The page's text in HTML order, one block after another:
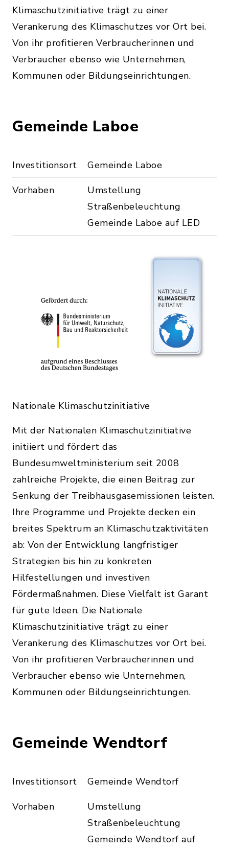
Klimaschutzinitiative trägt zu einer
Verankerung des Klimaschutzes vor Ort bei.
Von ihr profitieren Verbraucherinnen und
Verbraucher ebenso wie Unternehmen,
Kommunen oder Bildungseinrichtungen.
Gemeinde Laboe
Investitionsort Gemeinde Laboe
Vorhaben
Umstellung
Straßenbeleuchtung
Gemeinde Laboe auf LED
Nationale Klimaschutzinitiative
Mit der Nationalen Klimaschutzinitiative
initiiert und fördert das
Bundesumweltministerium seit 2008
zahlreiche Projekte, die einen Beitrag zur
Senkung der Treibhausgasemissionen leisten.
Ihre Programme und Projekte decken ein
breites Spektrum an Klimaschutzaktivitäten
ab: Von der Entwicklung langfristiger
Strategien bis hin zu konkreten
Hilfestellungen und investiven
Fördermaßnahmen. Diese Vielfalt ist Garant
für gute Ideen. Die Nationale
Klimaschutzinitiative trägt zu einer
Verankerung des Klimaschutzes vor Ort bei.
Von ihr profitieren Verbraucherinnen und
Verbraucher ebenso wie Unternehmen,
Kommunen oder Bildungseinrichtungen.
Gemeinde Wendtorf
Investitionsort Gemeinde Wendtorf
Vorhaben
Umstellung
Straßenbeleuchtung
Gemeinde Wendtorf auf